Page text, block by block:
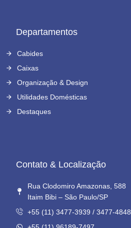
Departamentos
Cabides
Caixas
Organização & Design
Utilidades Domésticas
Destaques
Contato & Localização
Rua Clodomiro Amazonas, 588
Itaim Bibi – São Paulo/SP
+55 (11) 3477-3939 / 3477-4848